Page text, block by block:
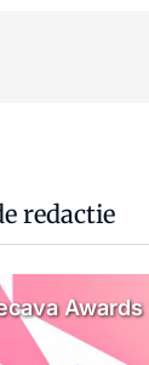
redactie